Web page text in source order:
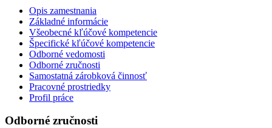
Opis zamestnania
Základné informácie
Všeobecné kľúčové kompetencie
Špecifické kľúčové kompetencie
Odborné vedomosti
Odborné zručnosti
Samostatná zárobková činnosť
Pracovné prostriedky
Profil práce
Odborné zručnosti